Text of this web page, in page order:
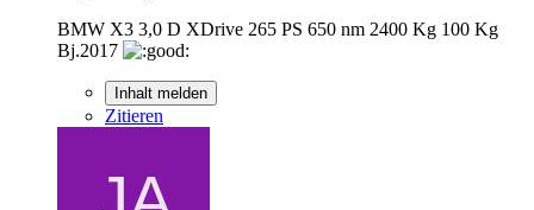
BMW X3 3,0 D XDrive 265 PS 650 nm 2400 Kg 100 Kg
Bj.2017
Inhalt melden
Zitieren